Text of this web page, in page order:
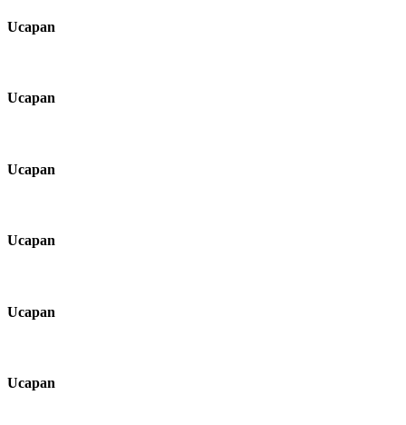
Ucapan
Ucapan
Ucapan
Ucapan
Ucapan
Ucapan